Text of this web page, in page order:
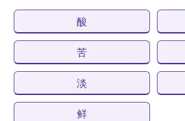
酸
苦
淡
鲜